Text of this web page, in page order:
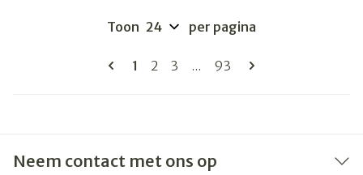
Pagina's
U lees momenteel pagina
1 Pagina
2 Pagina
3 ... Pagina
93
Toon per pagina
Neem contact met ons op